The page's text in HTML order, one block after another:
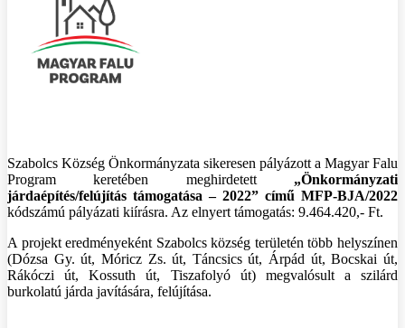
Szabolcs Község Önkormányzata sikeresen pályázott a Magyar Falu
Program keretében meghirdetett „Önkormányzati
járdaépítés/felújítás támogatása – 2022” című MFP-BJA/2022
kódszámú pályázati kiírásra. Az elnyert támogatás: 9.464.420,- Ft.
A projekt eredményeként Szabolcs község területén több helyszínen
(Dózsa Gy. út, Móricz Zs. út, Táncsics út, Árpád út, Bocskai út,
Rákóczi út, Kossuth út, Tiszafolyó út) megvalósult a szilárd
burkolatú járda javítására, felújítása.